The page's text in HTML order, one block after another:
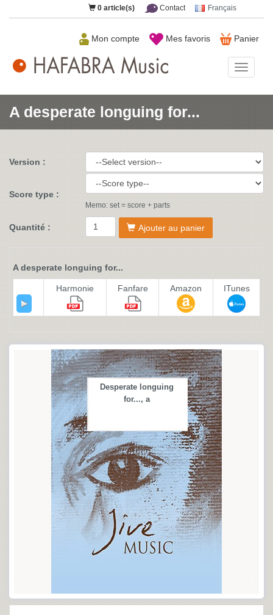
0 article(s) Contact Français
Panier
Mes favoris
Mon compte
Music
A desperate longuing for...
Version :
Score type :
Memo: set = score + parts
Quantité : Ajouter au panier
A desperate longuing for...
Harmonie Fanfare Amazon ITunes
Desperate longuing
for..., a